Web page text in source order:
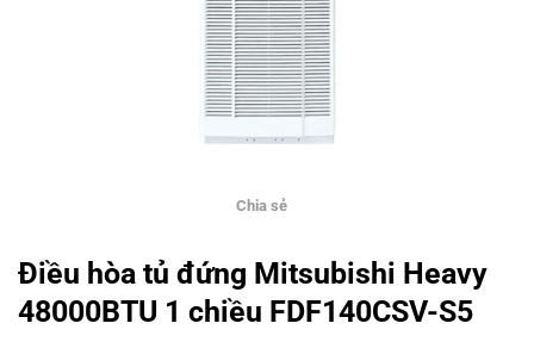
Chia sẻ
Điều hòa tủ đứng Mitsubishi Heavy
48000BTU 1 chiều FDF140CSV-S5